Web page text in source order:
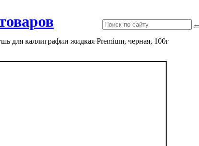
для каллиграфии жидкая Premium, черная, 100г